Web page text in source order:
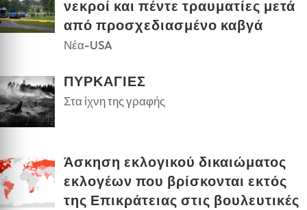
νεκροί και πέντε τραυματίες μετά
από προσχεδιασμένο καβγά
Νέα-USA
ΠΥΡΚΑΓΙΕΣ
Στα ίχνη της γραφής
Άσκηση εκλογικού δικαιώματος
εκλογέων που βρίσκονται εκτός
της Επικράτειας στις βουλευτικές